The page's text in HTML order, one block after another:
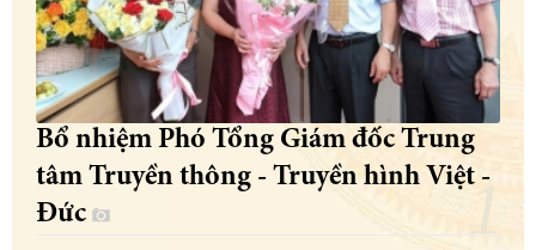
Bổ nhiệm Phó Tổng Giám đốc Trung
tâm Truyền thông - Truyền hình Việt -
Đức